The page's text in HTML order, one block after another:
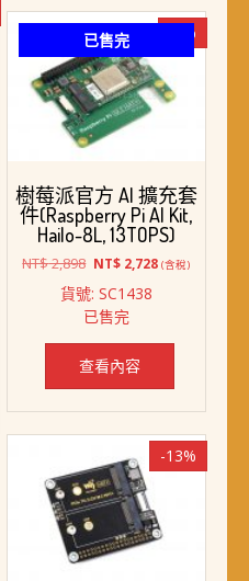
已售完 -6%
樹莓派官方 AI 擴充套
件(Raspberry Pi AI Kit,
Hailo-8L, 13TOPS)
NT$2,898 原
價
格：
NT$ 2,898。
NT$ 2,728目
NT$ 2,728。
(含稅)
貨號: SC1438
已售完
查看內容
-13%